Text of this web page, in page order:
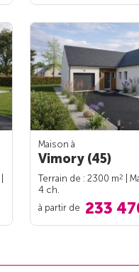
Maison à
Vimory (45)
Terrain de : 2300 m2 |
4 ch.
à partir de 233